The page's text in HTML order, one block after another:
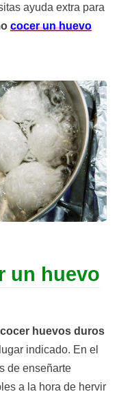
ayuda extra para
cocer un huevo
un huevo
cocer huevos duros
indicado. En el
de enseñarte
a la hora de hervir